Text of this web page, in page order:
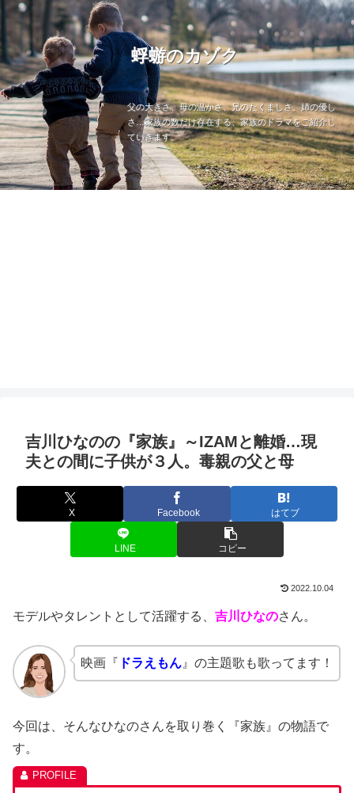
蜉蝣のカゾク
父の大きさ、母の温かさ、兄のたくましさ、姉の優し
さ…家族の数だけ存在する、家族のドラマをご紹介し
ていきます。
吉川ひなのの『家族』～IZAMと離婚…現
夫との間に子供が３人。毒親の父と母
X Facebook はてブ
LINE コピー
2022.10.04
モデルやタレントとして活躍する、 吉川ひなのさん。
映画『 ドラえもん』の主題歌も歌ってます！
今回は、そんなひなのさんを取り巻く『家族』の物語で
す。